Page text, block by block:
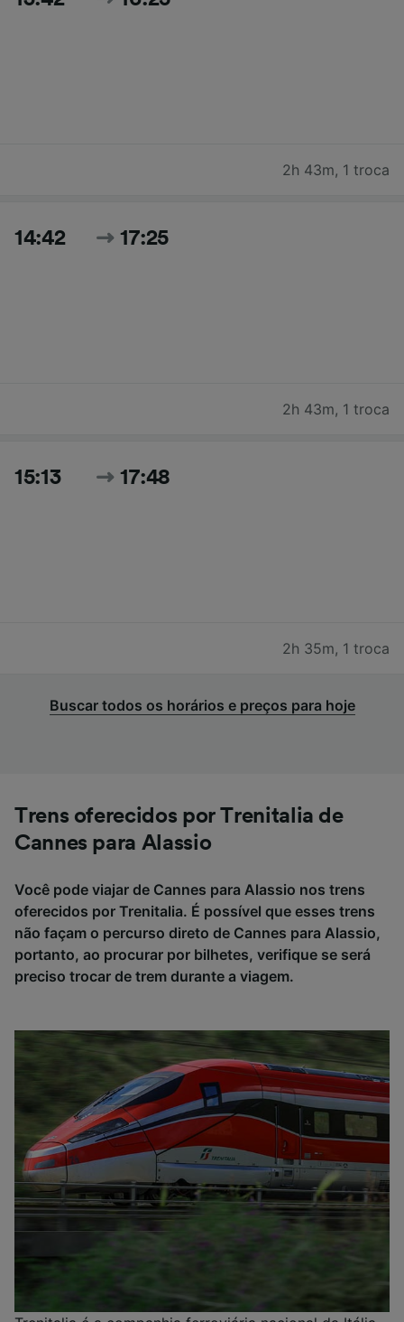
2h 43m, 1 troca
14:42 17:25
2h 43m, 1 troca
15:13 17:48
2h 35m, 1 troca
Buscar todos os horários e preços para hoje
Trens oferecidos por Trenitalia de
Cannes para Alassio
Você pode viajar de Cannes para Alassio nos trens
oferecidos por Trenitalia. É possível que esses trens
não façam o percurso direto de Cannes para Alassio,
portanto, ao procurar por bilhetes, verifique se será
preciso trocar de trem durante a viagem.